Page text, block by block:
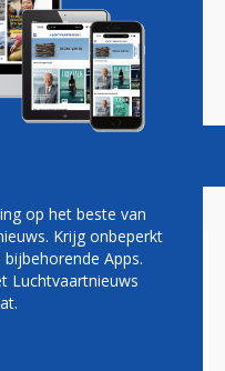
Vacatures
EERSTE
op het beste van
Krijg onbeperkt
Apps.
Luchtvaartnieuws